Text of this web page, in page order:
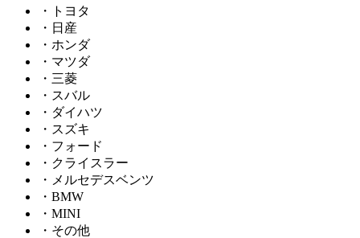
・トヨタ
・日産
・ホンダ
・マツダ
・三菱
・スバル
・ダイハツ
・スズキ
・フォード
・クライスラー
・メルセデスベンツ
・BMW
・MINI
・その他